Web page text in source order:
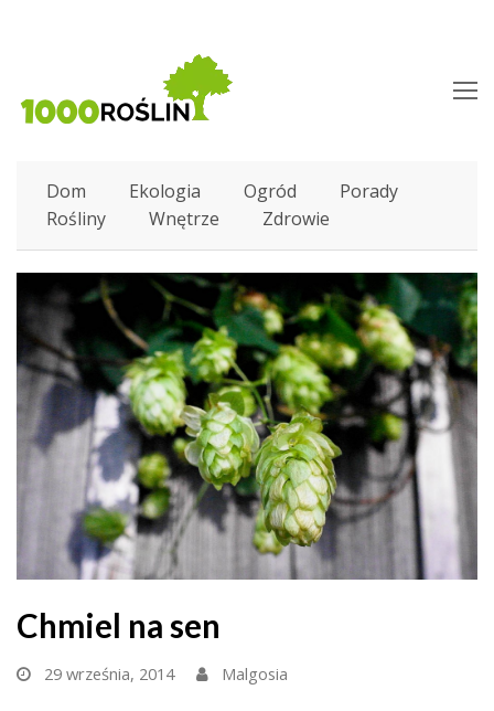
Dom Ekologia Ogród
Porady
Rośliny
Wnętrze Zdrowie
Chmiel na sen
29 września, 2014 Malgosia